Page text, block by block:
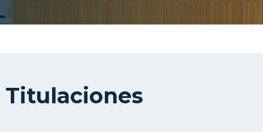
Titulaciones